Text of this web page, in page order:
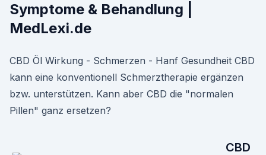
Symptome & Behandlung |
MedLexi.de
CBD Öl Wirkung - Schmerzen - Hanf Gesundheit CBD
kann eine konventionell Schmerztherapie ergänzen
bzw. unterstützen. Kann aber CBD die "normalen
Pillen" ganz ersetzen?
CBD